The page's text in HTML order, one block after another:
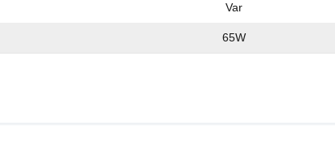
Var
65W